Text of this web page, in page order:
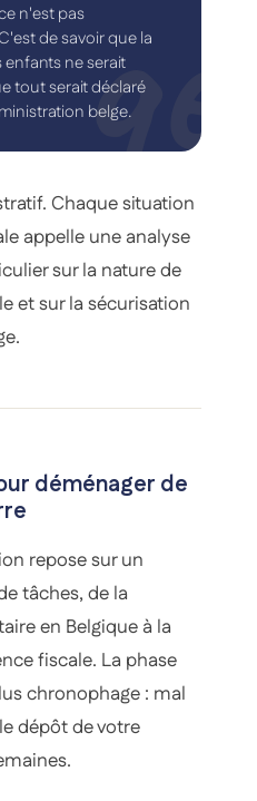
n'est pas
de savoir que la
ne serait
tout serait déclaré
belge.
Chaque situation
appelle une analyse
sur la nature de
et sur la sécurisation
déménager de
repose sur un
tâches, de la
en Belgique à la
fiscale. La phase
chronophage : mal
dépôt de votre